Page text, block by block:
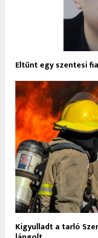
Eltűnt egy szentesi
Kigyulladt a tarló